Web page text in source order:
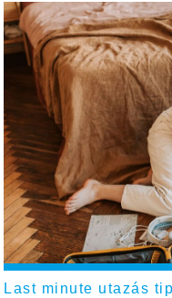
Last minute utazás